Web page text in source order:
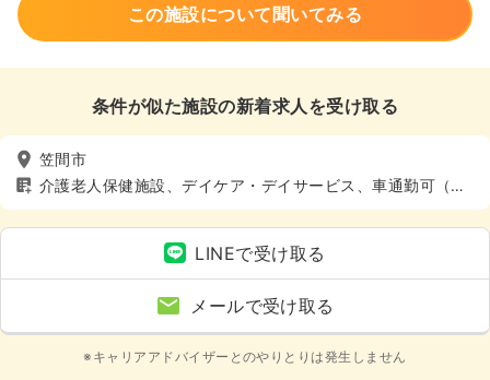
この施設について聞いてみる
条件が似た施設の新着求人を受け取る
笠間市
介護老人保健施設、デイケア・デイサービス、車通勤可（駐
車場有）
LINEで受け取る
メールで受け取る
※キャリアアドバイザーとのやりとりは発生しません